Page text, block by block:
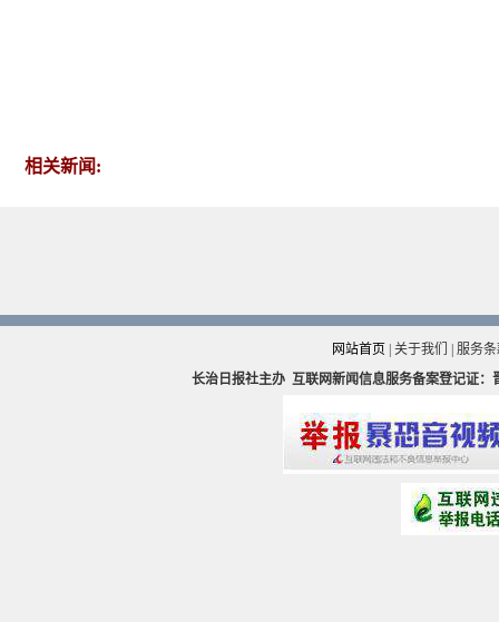
相关新闻:
网站首页 关于我们
服务
长治日报社主办 互联网新闻信息服务备案登记证：